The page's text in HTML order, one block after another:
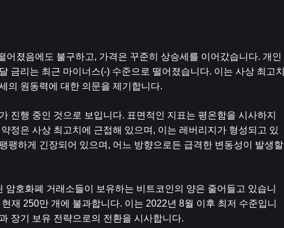
졌음에도 불구하고, 가격은 꾸준히 상승세를 이어갔습니다. 개인
금리는 최근 마이너스(-) 수준으로 떨어졌습니다. 이는 사상 최고치
의 원동력에 대한 의문을 제기합니다.
진행 중인 것으로 보입니다. 표면적인 지표는 평온함을 시사하지
정은 사상 최고치에 근접해 있으며, 이는 레버리지가 형성되고 있
팽하게 긴장되어 있으며, 어느 방향으로든 급격한 변동성이 발생할
호화폐 거래소들이 보유하는 비트코인의 양은 줄어들고 있습니
재 250만 개에 불과합니다. 이는 2022년 8월 이후 최저 수준입니
장기 보유 전략으로의 전환을 시사합니다.